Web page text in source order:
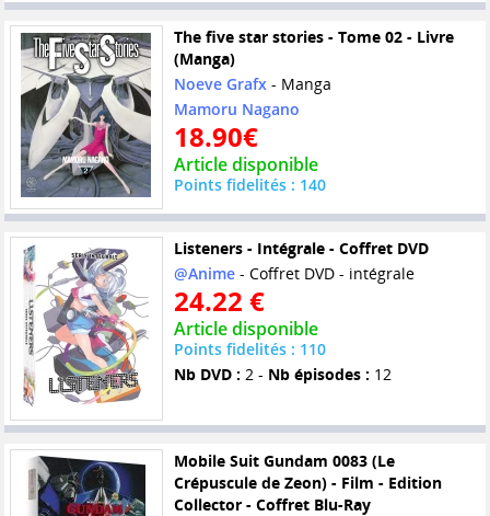
The five star stories - Tome 02 - Livre
(Manga)
Noeve Grafx- Manga
Mamoru Nagano
18.90€
Article disponible
Points fidelités : 140
Listeners - Intégrale - Coffret DVD
@Anime- Coffret DVD - intégrale
24.22 €
Article disponible
Points fidelités : 110
Nb DVD : 2 - Nb épisodes : 12
Mobile Suit Gundam 0083 (Le
Crépuscule de Zeon) - Film - Edition
Collector - Coffret Blu-Ray